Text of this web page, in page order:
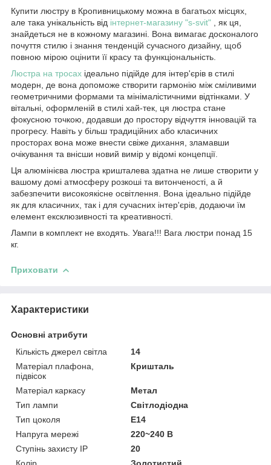
Купити люстру в Кропивницькому можна в багатьох місцях,
але така унікальність від інтернет-магазину "s-svit" , як ця,
знайдеться не в кожному магазині. Вона вимагає досконалого
почуття стилю і знання тенденцій сучасного дизайну, щоб
повною мірою оцінити її красу та функціональність.
Люстра на тросах ідеально підійде для інтер'єрів в стилі
модерн, де вона допоможе створити гармонію між сміливими
геометричними формами та мінімалістичними відтінками. У
вітальні, оформленій в стилі хай-тек, ця люстра стане
фокусною точкою, додавши до простору відчуття інновацій та
прогресу. Навіть у більш традиційних або класичних
просторах вона може внести свіже дихання, зламавши
очікування та внісши новий вимір у відомі концепції.
Ця алюмінієва люстра кришталева здатна не лише створити у
вашому домі атмосферу розкоші та витонченості, а й
забезпечити високоякісне освітлення. Вона ідеально підійде
як для класичних, так і для сучасних інтер'єрів, додаючи їм
елемент ексклюзивності та креативності.
Лампи в комплект не входять. Увага!!! Вага люстри понад 15
кг.
Приховати
Характеристики
Основні атрибути
Кількість джерел світла
14
Матеріал плафона,
підвісок
Кришталь
Матеріал каркасу
Метал
Тип лампи
Світлодіодна
Тип цоколя
E14
Напруга мережі
220~240 В
Ступінь захисту IP
20
Колір
Золотистий